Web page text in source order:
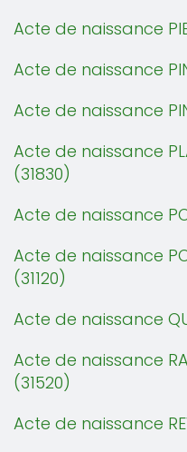
Acte de naissance
Acte de naissance
Acte de naissance
Acte de naissance
(31830)
Acte de naissance
Acte de naissance
(31120)
Acte de naissance
Acte de naissance
(31520)
Acte de naissance